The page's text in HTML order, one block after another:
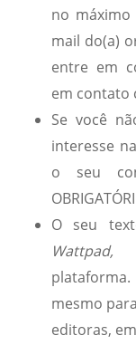
no máximo
mail do(a)
entre em
em contato
Se você
interesse
o seu
O seu
Wattpad,
mesmo
editoras,